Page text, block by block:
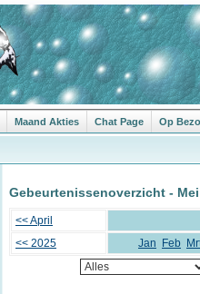
Maand Akties Chat Page Op
Gebeurtenissenoverzicht -
<< April
<< 2025
Jan Feb